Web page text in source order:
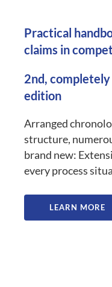
Practical
claims in
2nd,
edition
Arranged
structure,
brand new:
every process
LEARN MORE